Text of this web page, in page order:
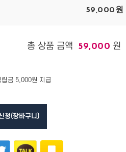
59,000원
총 상품 금액 59,000 원
금 5,000원 지급
청(장바구니)